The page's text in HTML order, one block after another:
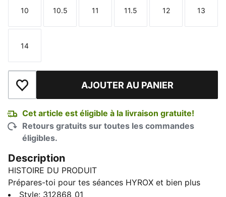
Taille
10
Taille
10.5
Taille
11
Taille
11.5
Taille
12
Taille
13
Taille
14
Ajouter à la liste de souhaits
AJOUTER AU PANIER
Cet article est éligible à la livraison gratuite!
Retours gratuits sur toutes les commandes
éligibles.
Description
HISTOIRE DU PRODUIT
Prépares-toi pour tes séances HYROX et bien plus
encore avec ces chaussures d'entraînement Activate
Style: 312868_01